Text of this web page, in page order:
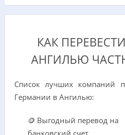
КАК
АНГИЛЬЮ
Список лучших компаний
Германии в Ангилью:
🪙 Выгодный перевод на
банковский счет